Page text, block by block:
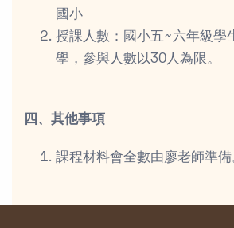
國小
授課人數：國小五~六年級學
學，參與人數以30人為限。
四、其他事項
課程材料會全數由廖老師準備